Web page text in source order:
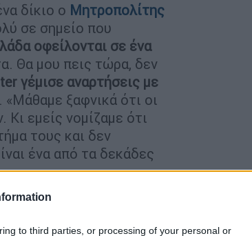
to third parties, or processing of your personal or
δίκιο ο Μητροπολίτης
σε σημείο που
οφείλονται σε ένα
Θα μου πεις τώρα, δεν
γέμισε αναρτήσεις με
«Μάθαμε ξαφνικά ότι οι
εμείς νομίζαμε ότι
τους και δεν
ένα από τα δεκάδες